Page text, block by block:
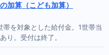
加算（こども加算）
を対象とした給付金。1世帯当
り。受付は終了。